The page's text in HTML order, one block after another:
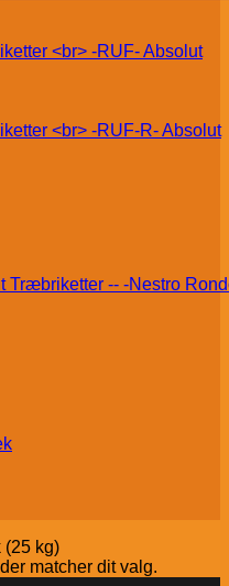
Absolut
Absolut
Træbriketter -- -Nestro
kg)
matcher dit valg.